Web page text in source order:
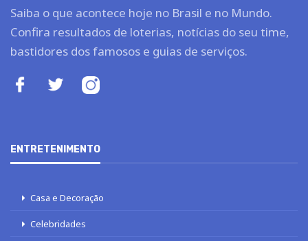
Saiba o que acontece hoje no Brasil e no Mundo.
Confira resultados de loterias, notícias do seu time,
bastidores dos famosos e guias de serviços.
ENTRETENIMENTO
Casa e Decoração
Celebridades